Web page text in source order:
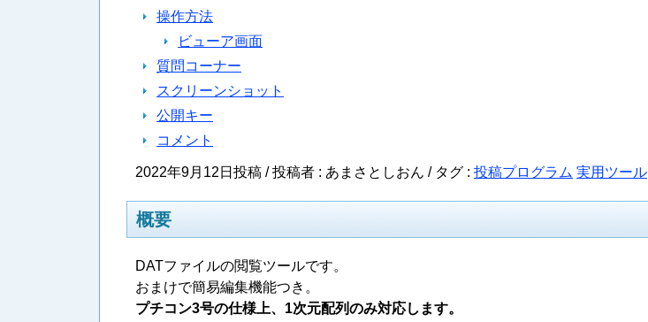
操作方法
ビューア画面
質問コーナー
スクリーンショット
公開キー
コメント
2022年9月12日投稿 / 投稿者 : あまさとしおん / タグ : 投稿プログラム 実用ツール
概要
DATファイルの閲覧ツールです。
おまけで簡易編集機能つき。
プチコン3号の仕様上、1次元配列のみ対応します。